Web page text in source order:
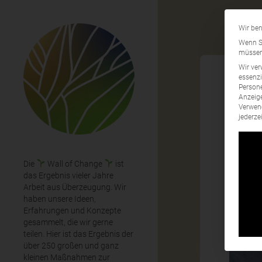
Die Wall of Change
ist
das Ergebnis vieler Jahre
Arbeit aus Überzeugung. Wir
haben unsere Ideen,
Erfahrungen und Konzepte
gesammelt, die wir gerne
teilen. Hier ist das Ergebnis der
über 250 großen und ganz
kleinen Maßnahmen zur
Wir
Wenn
Wir